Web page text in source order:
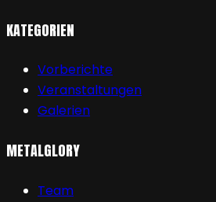
KATEGORIEN
Vorberichte
Veranstaltungen
Galerien
METALGLORY
Team